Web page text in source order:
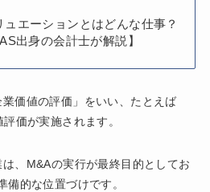
ュエーションとはどんな仕事？
出身の会計士が解説】
価値の評価」をいい、たとえば
価が実施されます。
、M&Aの実行が最終目的としてお
備的な位置づけです。